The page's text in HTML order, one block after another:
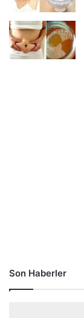
Son Haberler